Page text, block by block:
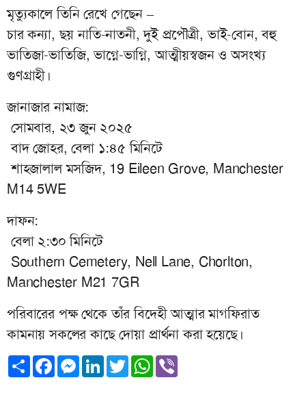
মৃত্যুকালে তিনি রেখে গেছেন –
চার কন্যা, ছয় নাতি-নাতনী, দুই প্রপৌত্রী, ভাই-বোন, বহু
ভাতিজা-ভাতিজি, ভাগ্নে-ভাগ্নি, আত্মীয়স্বজন ও অসংখ্য
গুণগ্রাহী।
জানাজার নামাজ:
সোমবার, ২৩ জুন ২০২৫
বাদ জোহর, বেলা ১:৪৫ মিনিটে
শাহজালাল মসজিদ, 19 Eileen Grove, Manchester
M14 5WE
দাফন:
বেলা ২:৩০ মিনিটে
Southern Cemetery, Nell Lane, Chorlton,
Manchester M21 7GR
পরিবারের পক্ষ থেকে তাঁর বিদেহী আত্মার মাগফিরাত
কামনায় সকলের কাছে দোয়া প্রার্থনা করা হয়েছে।
ShareFacebookMessenger
LinkedInTwitterWhatsApp